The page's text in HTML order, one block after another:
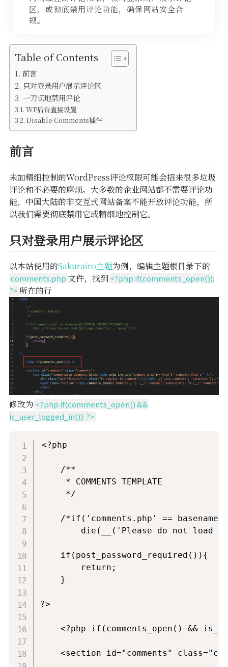
WordPress
区，或彻底禁用评论功能，确保网站安全合
规。
Table of Contents
前言
只对登录用户展示评论区
一刀切地禁用评论
WP后台直接设置
Disable Comments插件
前言
未加精细控制的WordPress评论权限可能会招来很多垃圾
评论和不必要的麻烦。大多数的企业网站都不需要评论功
能，中国大陆的非交互式网站备案不能开放评论功能，所
以我们需要彻底禁用它或精细地控制它。
只对登录用户展示评论区
以本站使用的Sakurairo主题为例，编辑主题根目录下的
comments.php文件，找到<?php if(comments_open()):
?> 所在的行
修改为 <?php if(comments_open() &&
is_user_logged_in()): ?>
<?php
    /**
     * COMMENTS TEMPLATE
     */
/*if('comments.php' ==
die(__('Please do not load
    if(post_password_required()){
        return;
    }
?>
<?php if(comments_open() &&
<section id="comments"